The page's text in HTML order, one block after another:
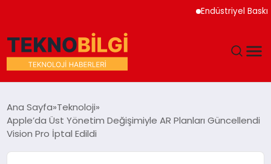
Endüstriyel Baskı
DÜNYA
Ana Sayfa Teknoloji
Apple’da Üst Yönetim Değişimiyle AR Planları Güncellendi
Vision Pro İptal Edildi